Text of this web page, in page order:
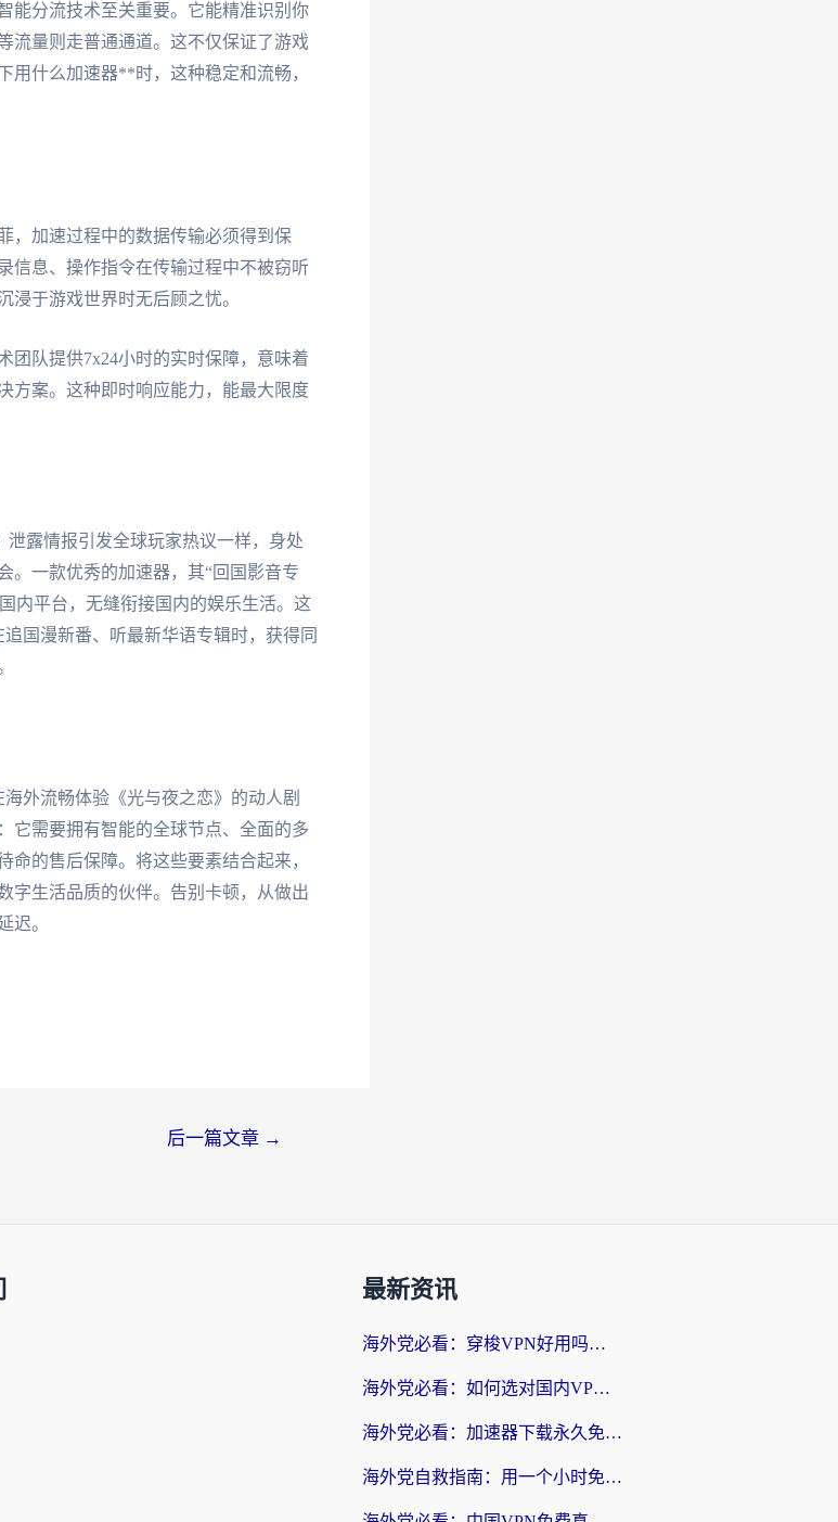
能分流技术至关重要。它能精准识别你
流量则走普通通道。这不仅保证了游戏
什么加速器**时，这种稳定和流畅，
，加速过程中的数据传输必须得到保
信息、操作指令在传输过程中不被窃听
于游戏世界时无后顾之忧。
团队提供7x24小时的实时保障，意味着
方案。这种即时响应能力，能最大限度
露情报引发全球玩家热议一样，身处
。一款优秀的加速器，其“回国影音专
内平台，无缝衔接国内的娱乐生活。这
国漫新番、听最新华语专辑时，获得同
外流畅体验《光与夜之恋》的动人剧
它需要拥有智能的全球节点、全面的多
的售后保障。将这些要素结合起来，
字生活品质的伙伴。告别卡顿，从做出
迟。
后一篇文章 →
最新资讯
海外党必看：穿梭VPN好用吗？和云帆VPN对比哪个回国效果更好？附真实测评+避坑指南
海外党必看：如何选对国内VPN，实现无缝访问国内资源？
海外党必看：加速器下载永久免费版真的存在吗？教你无缝访问国内资源的正确姿势
海外党自救指南：用一个小时免费加速器，轻松打破国内资源访问壁垒？